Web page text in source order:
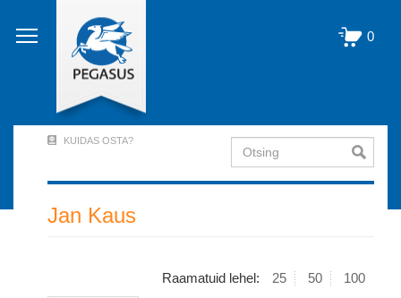
edasi
põhisisu
0
Account
Menu
KUIDAS OSTA? Otsing
Jan Kaus
Raamatuid lehel: 25 50 100